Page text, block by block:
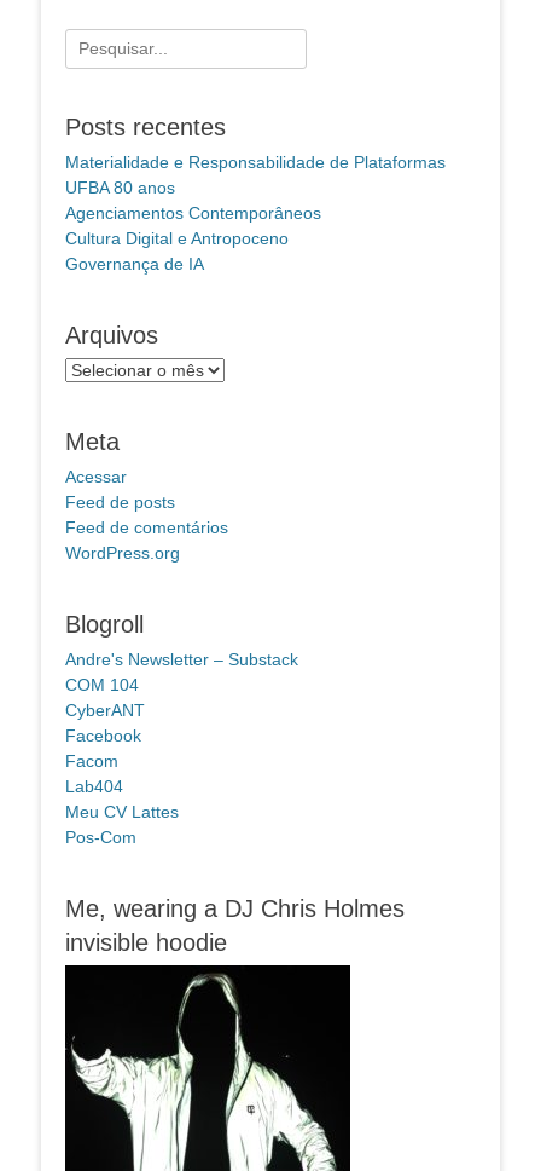
Pesquisar
por:
Posts recentes
Materialidade e Responsabilidade de Plataformas
UFBA 80 anos
Agenciamentos Contemporâneos
Cultura Digital e Antropoceno
Governança de IA
Arquivos
Arquivos
Meta
Acessar
Feed de posts
Feed de comentários
WordPress.org
Blogroll
Andre's Newsletter – Substack
COM 104
CyberANT
Facebook
Facom
Lab404
Meu CV Lattes
Pos-Com
Me, wearing a DJ Chris Holmes
invisible hoodie